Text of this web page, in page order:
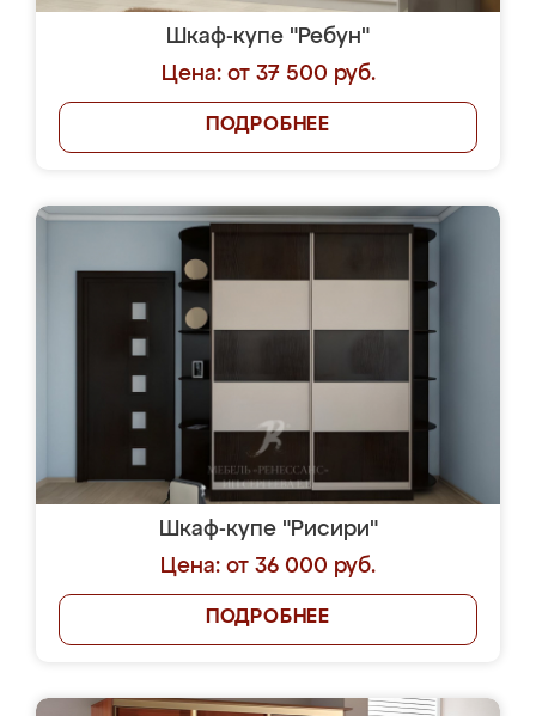
Шкаф-купе "Ребун"
Цена: от 37 500 руб.
ПОДРОБНЕЕ
Шкаф-купе "Рисири"
Цена: от 36 000 руб.
ПОДРОБНЕЕ